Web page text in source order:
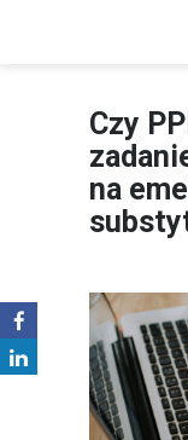
Czy
na